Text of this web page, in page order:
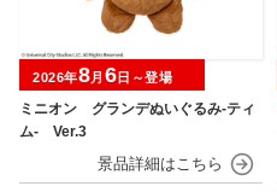
ミニオン グランデぬいぐるみ‐ティ
ム‐ Ver.3
2026年8月 6日～登場